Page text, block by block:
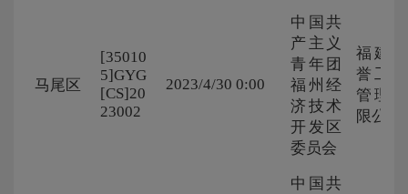
马尾区
[35010
5]GYG
[CS]20
23002
2023/4/30 0:00
中国共
产主义
青年团
福州经
济技术
开发区
委员会
福建广
誉工程
管理有
限公司
中国共